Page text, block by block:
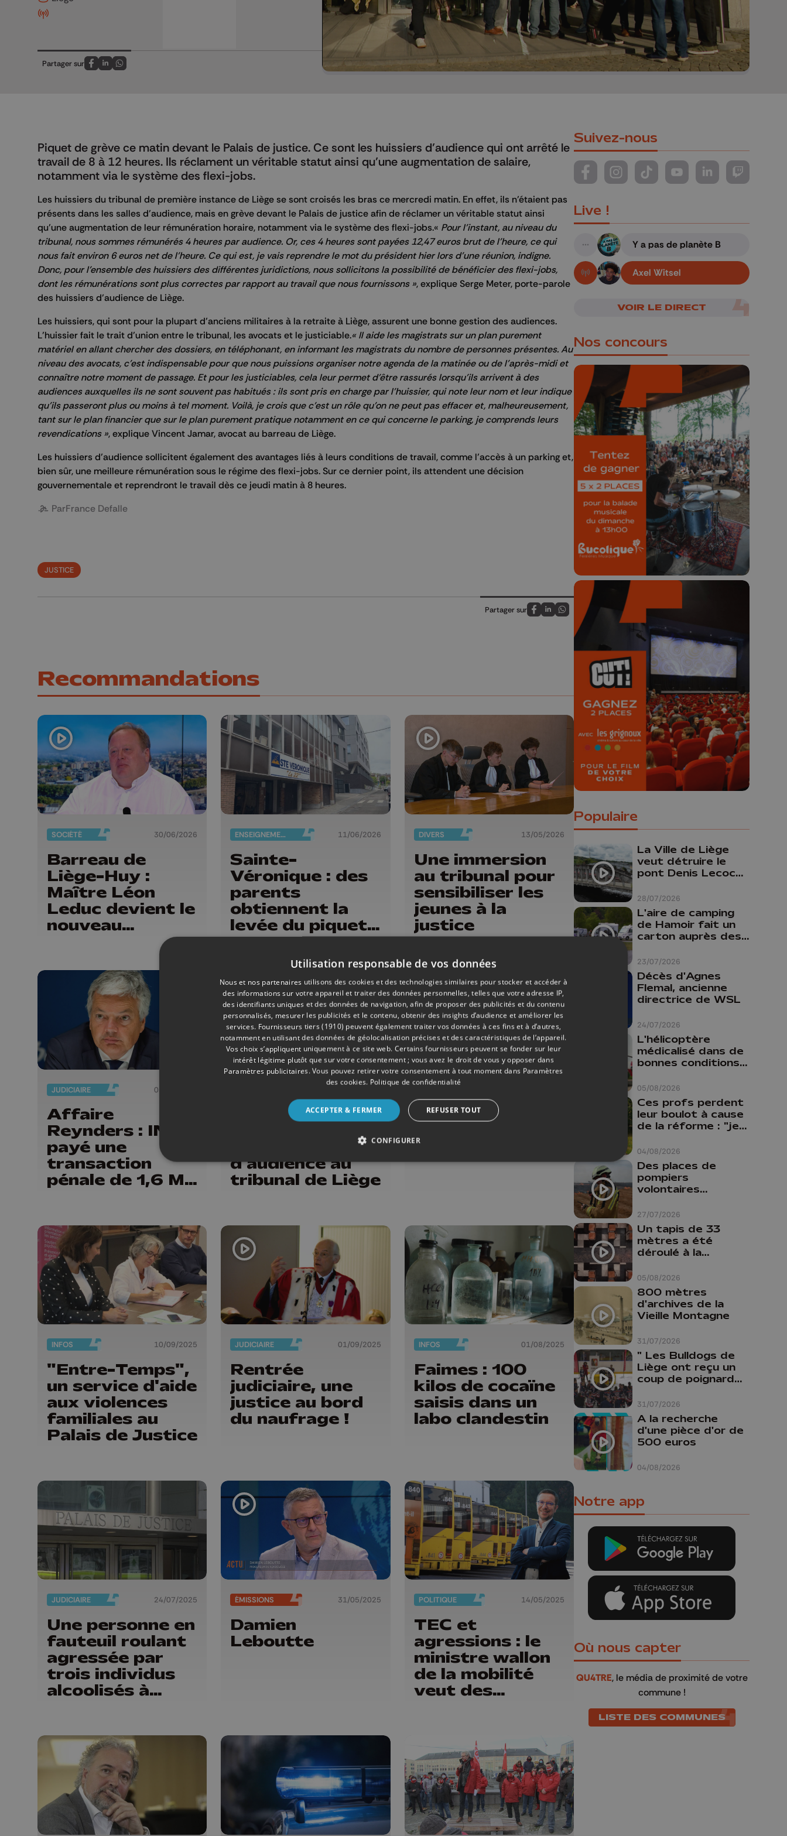
Partager sur
Partagez sur FaceBook
Partagez sur LinkedIn
Partagez sur Whatsapp
Piquet de grève ce matin devant le Palais de justice. Ce sont les huissiers d’audience qui ont arrêté le
travail de 8 à 12 heures. Ils réclament un véritable statut ainsi qu’une augmentation de salaire,
notamment via le système des flexi-jobs.
Les huissiers du tribunal de première instance de Liège se sont croisés les bras ce mercredi matin. En effet, ils n’étaient pas
présents dans les salles d’audience, mais en grève devant le Palais de justice afin de réclamer un véritable statut ainsi
qu’une augmentation de leur rémunération horaire, notamment via le système des flexi-jobs.« Pour l’instant, au niveau du
tribunal, nous sommes rémunérés 4 heures par audience. Or, ces 4 heures sont payées 12,47 euros brut de l’heure, ce qui
nous fait environ 6 euros net de l’heure. Ce qui est, je vais reprendre le mot du président hier lors d’une réunion, indigne.
Donc, pour l’ensemble des huissiers des différentes juridictions, nous sollicitons la possibilité de bénéficier des flexi-jobs,
dont les rémunérations sont plus correctes par rapport au travail que nous fournissons », explique Serge Meter, porte-parole
des huissiers d’audience de Liège.
Les huissiers, qui sont pour la plupart d’anciens militaires à la retraite à Liège, assurent une bonne gestion des audiences.
L’huissier fait le trait d’union entre le tribunal, les avocats et le justiciable.« Il aide les magistrats sur un plan purement
matériel en allant chercher des dossiers, en téléphonant, en informant les magistrats du nombre de personnes présentes. Au
niveau des avocats, c’est indispensable pour que nous puissions organiser notre agenda de la matinée ou de l’après-midi et
connaître notre moment de passage. Et pour les justiciables, cela leur permet d’être rassurés lorsqu’ils arrivent à des
audiences auxquelles ils ne sont souvent pas habitués : ils sont pris en charge par l’huissier, qui note leur nom et leur indique
qu’ils passeront plus ou moins à tel moment. Voilà, je crois que c’est un rôle qu’on ne peut pas effacer et, malheureusement,
tant sur le plan financier que sur le plan purement pratique notamment en ce qui concerne le parking, je comprends leurs
revendications », explique Vincent Jamar, avocat au barreau de Liège.
Les huissiers d’audience sollicitent également des avantages liés à leurs conditions de travail, comme l’accès à un parking et,
bien sûr, une meilleure rémunération sous le régime des flexi-jobs. Sur ce dernier point, ils attendent une décision
gouvernementale et reprendront le travail dès ce jeudi matin à 8 heures.
ParFrance Defalle
JUSTICE
Partager sur
Partagez sur FaceBook
Partagez sur LinkedIn
Partagez sur Whatsapp
Recommandations
SOCIÉTÉ 30/06/2026
Barreau de
Liège-Huy :
Maître Léon
Leduc devient le
nouveau
ENSEIGNEMENT 11/06/2026
Sainte-
Véronique : des
parents
obtiennent la
levée du piquet
de grève
DIVERS 13/05/2026
Une immersion
au tribunal pour
sensibiliser les
jeunes à la
justice
JUDICIAIRE 05/05/2026
Affaire
Reynders : ING a
payé une
transaction
pénale de 1,6 M€
Un préavis de
par les huissiers
d'audience au
tribunal de Liège
Philippe Boxho
INFOS 10/09/2025
"Entre-Temps",
un service d'aide
aux violences
familiales au
Palais de Justice
JUDICIAIRE 01/09/2025
Rentrée
judiciaire, une
justice au bord
du naufrage !
INFOS 01/08/2025
Faimes : 100
kilos de cocaïne
saisis dans un
labo clandestin
JUDICIAIRE 24/07/2025
Une personne en
fauteuil roulant
agressée par
trois individus
alcoolisés à
ÉMISSIONS 31/05/2025
Damien
Leboutte
POLITIQUE 14/05/2025
TEC et
agressions : le
ministre wallon
de la mobilité
veut des
Suivez-nous
Suivez-nous sur FaceBook
Suivez-nous sur Instagram
Suivez-nous sur TikTok
Suivez-nous sur YouTube
Suivez-nous sur
Suivez-
Live !
A suivre
Y a pas de planète B
En live!
Axel Witsel
VOIR LE DIRECT
Nos concours
🎁 Gagnez 5x2
places pour le
Bucolique Ferrières
Festival 🌿🎶
Concours valable jusqu'au 9 août,
23h59.
🎬 Concours CUT x
Les Grignoux ✨
Concours permanent - 2 places à
gagner chaque semaine !
Populaire
28/07/2026
La Ville de Liège
veut détruire le
pont Denis Lecocq
budget pour le
faire
23/07/2026
L'aire de camping
de Hamoir fait un
carton auprès des
24/07/2026
Décès d'Agnes
Flemal, ancienne
directrice de WSL
05/08/2026
L'hélicoptère
médicalisé dans de
bonnes conditions à
04/08/2026
Ces profs perdent
leur boulot à cause
de la réforme : "je
comme prof que
comme
pharmacienne"
27/07/2026
Des places de
pompiers
volontaires
province de Liège :
"Un citoyen qui
n'est formé ne
peut pas nous
aider"
05/08/2026
Un tapis de 33
mètres a été
déroulé à la
Liège
31/07/2026
800 mètres
d'archives de la
Vieille Montagne
31/07/2026
" Les Bulldogs de
Liège ont reçu un
coup de poignard
04/08/2026
A la recherche
d'une pièce d'or de
500 euros
Notre app
Où nous capter
QU4TRE, le média de proximité de votre
commune !
LISTE DES COMMUNES
Utilisation responsable de vos données
Nous et nos partenaires utilisons des cookies et des technologies similaires pour stocker et accéder à
des informations sur votre appareil et traiter des données personnelles, telles que votre adresse IP,
des identifiants uniques et des données de navigation, afin de proposer des publicités et du contenu
personnalisés, mesurer les publicités et le contenu, obtenir des insights d’audience et améliorer les
services. Fournisseurs tiers (1910) peuvent également traiter vos données à ces fins et à d’autres,
notamment en utilisant des données de géolocalisation précises et des caractéristiques de l’appareil.
Vos choix s’appliquent uniquement à ce site web. Certains fournisseurs peuvent se fonder sur leur
intérêt légitime plutôt que sur votre consentement ; vous avez le droit de vous y opposer dans
Paramètres publicitaires. Vous pouvez retirer votre consentement à tout moment dans Paramètres
des cookies. Politique de confidentialité
ACCEPTER & FERMER REFUSER TOUT
CONFIGURER